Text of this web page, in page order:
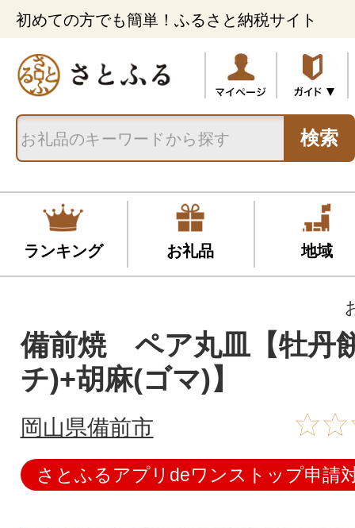
初めての方でも簡単！ふるさと納税サイト
検索
ランキング お礼品 地域
備前焼 ペア丸皿【牡丹
チ)+胡麻(ゴマ)】
岡山県備前市
さとふるアプリdeワンストップ申請